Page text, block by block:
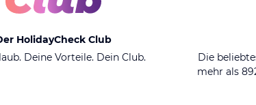
HolidayCheck Club
Deine Vorteile. Dein Club.
Die
mehr als